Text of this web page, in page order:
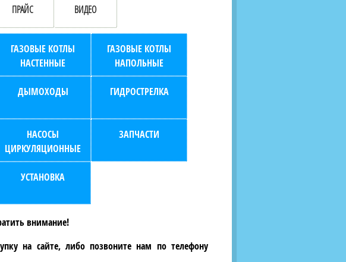
ПРАЙС ВИДЕО
ГАЗОВЫЕ КОТЛЫ
НАСТЕННЫЕ
ГАЗОВЫЕ КОТЛЫ
НАПОЛЬНЫЕ
ДЫМОХОДЫ ГИДРОСТРЕЛКА
НАСОСЫ
ЦИРКУЛЯЦИОННЫЕ
ЗАПЧАСТИ
УСТАНОВКА
внимание!
на сайте, либо позвоните нам по телефону